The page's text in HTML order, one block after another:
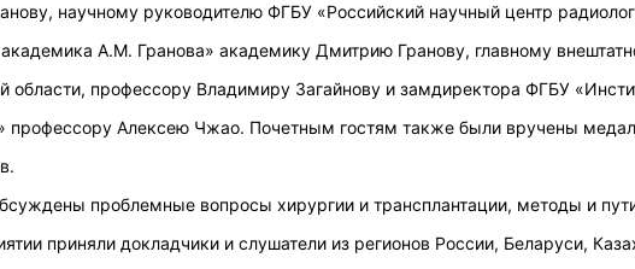
научному руководителю ФГБУ «Российский научный центр
А.М. Гранова» академику Дмитрию Гранову, главному
области, профессору Владимиру Загайнову и замдиректора ФГБУ
профессору Алексею Чжао. Почетным гостям также были вручены
проблемные вопросы хирургии и трансплантации, методы и
приняли докладчики и слушатели из регионов России, Беларуси,